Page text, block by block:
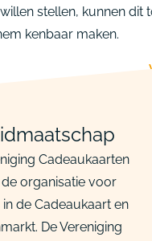
stellen, kunnen dit
kenbaar maken.
Cadeaukaarten
organisatie voor
de Cadeaukaart en
De Vereniging